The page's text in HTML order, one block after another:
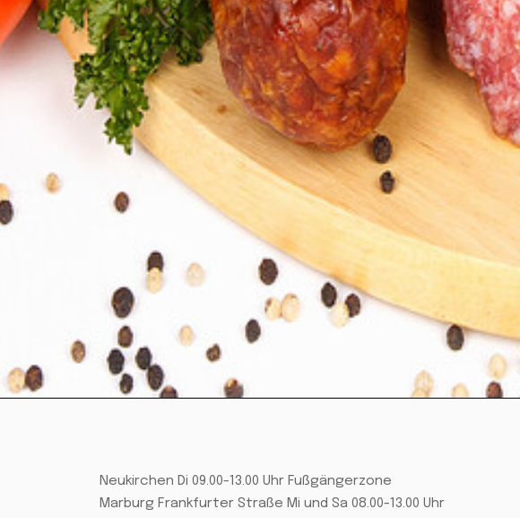
Neukirchen Di 09.00-13.00 Uhr Fußgängerzone
Marburg Frankfurter Straße Mi und Sa 08.00-13.00 Uhr